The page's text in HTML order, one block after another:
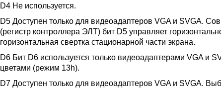
D4 Не используется.
D5 Доступен только для видеоадаптеров VGA и SVGA.
(регистр контроллера ЭЛТ) бит D5 управляет
горизонтальная свертка стационарной части экрана.
D6 Бит D6 используется только видеоадаптерами VGA и
цветами (режим 13h).
D7 Доступен только для видеоадаптеров VGA и SVGA.